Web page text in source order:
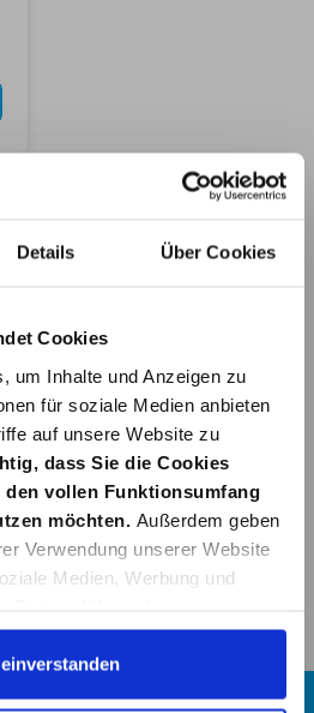
Details Über Cookies
Cookies
um Inhalte und Anzeigen zu
für soziale Medien anbieten
auf unsere Website zu
dass Sie die Cookies
den vollen Funktionsumfang
möchten.
Außerdem geben
Verwendung unserer Website
Medien, Werbung und
mit weiteren Daten
bereitgestellt haben oder die
der Dienste gesammelt